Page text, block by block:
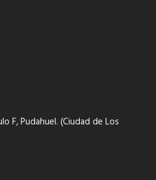
F, Pudahuel. (Ciudad de Los